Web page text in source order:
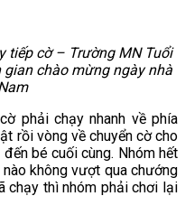
tiếp cờ – Trường MN Tuổi
chào mừng ngày nhà
phải chạy nhanh về phía
rồi vòng về chuyển cờ cho
bé cuối cùng. Nhóm hết
không vượt qua chướng
chạy thì nhóm phải chơi lại